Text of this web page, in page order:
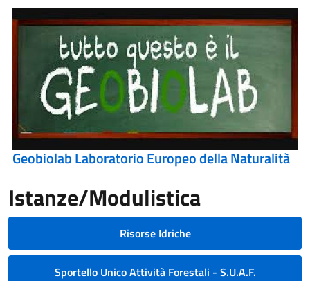
Geobiolab Laboratorio Europeo della Naturalità
Istanze/Modulistica
Risorse Idriche
Sportello Unico Attività Forestali - S.U.A.F.